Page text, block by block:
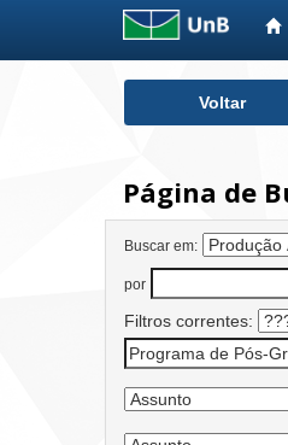
Voltar
Página de
Buscar em:
por
Filtros correntes: